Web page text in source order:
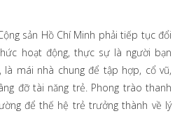
sản Hồ Chí Minh phải tiếp tục đổi
hoạt động, thực sự là người bạn
là mái nhà chung để tập hợp, cổ vũ,
đỡ tài năng trẻ. Phong trào thanh
để thế hệ trẻ trưởng thành về lý